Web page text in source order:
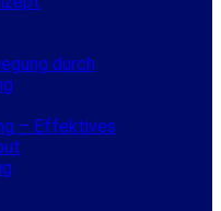
durch
– Effektives